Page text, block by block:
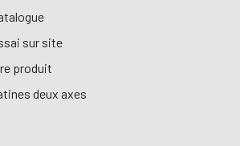
sur site
produit
deux axes